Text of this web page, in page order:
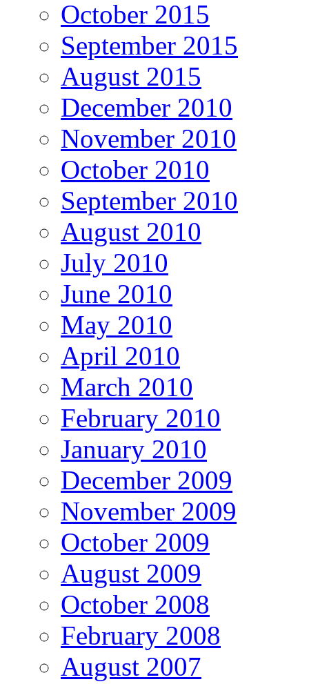
October 2015
September 2015
August 2015
December 2010
November 2010
October 2010
September 2010
August 2010
July 2010
June 2010
May 2010
April 2010
March 2010
February 2010
January 2010
December 2009
November 2009
October 2009
August 2009
October 2008
February 2008
August 2007